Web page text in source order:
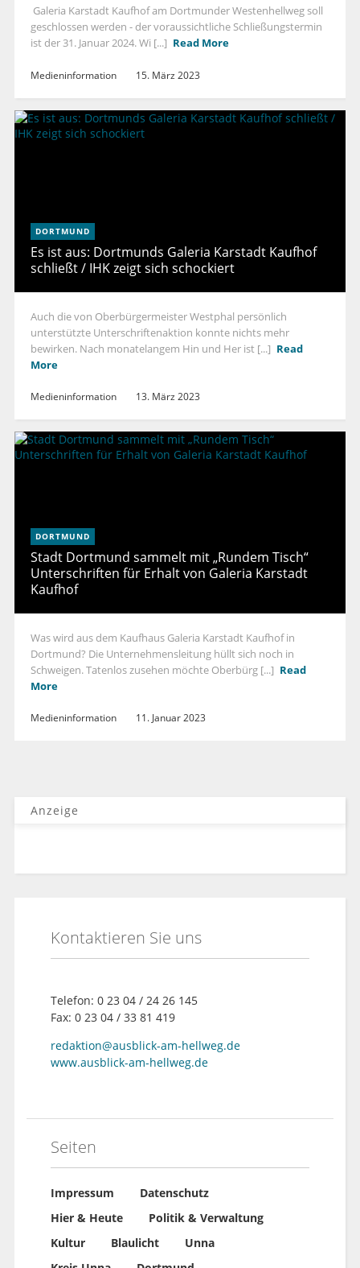
Galeria Karstadt Kaufhof am Dortmunder Westenhellweg soll
geschlossen werden - der voraussichtliche Schließungstermin
ist der 31. Januar 2024. Wi [...] Read More
Medieninformation 15. März 2023
DORTMUND
Es ist aus: Dortmunds Galeria Karstadt Kaufhof
schließt / IHK zeigt sich schockiert
Auch die von Oberbürgermeister Westphal persönlich
unterstützte Unterschriftenaktion konnte nichts mehr
bewirken. Nach monatelangem Hin und Her ist [...] Read
More
Medieninformation 13. März 2023
DORTMUND
Stadt Dortmund sammelt mit „Rundem Tisch“
Unterschriften für Erhalt von Galeria Karstadt
Kaufhof
Was wird aus dem Kaufhaus Galeria Karstadt Kaufhof in
Dortmund? Die Unternehmensleitung hüllt sich noch in
Schweigen. Tatenlos zusehen möchte Oberbürg [...] Read
More
Medieninformation 11. Januar 2023
Anzeige
Kontaktieren Sie uns
Telefon: 0 23 04 / 24 26 145
Fax: 0 23 04 / 33 81 419
redaktion@ausblick-am-hellweg.de
www.ausblick-am-hellweg.de
Seiten
Impressum
Datenschutz
Hier & Heute
Politik & Verwaltung
Kultur
Blaulicht
Unna